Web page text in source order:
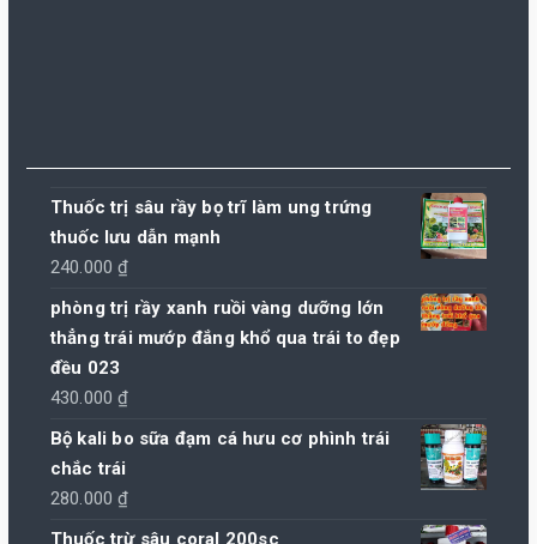
Thuốc trị sâu rầy bọ trĩ làm ung trứng
thuốc lưu dẫn mạnh
240.000₫
phòng trị rầy xanh ruồi vàng dưỡng lớn
thẳng trái mướp đắng khổ qua trái to đẹp
đều 023
430.000₫
Bộ kali bo sữa đạm cá hưu cơ phình trái
chắc trái
280.000₫
Thuốc trừ sâu coral 200sc